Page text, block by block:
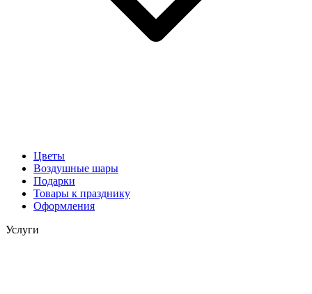
Цветы
Воздушные шары
Подарки
Товары к празднику
Оформления
Услуги